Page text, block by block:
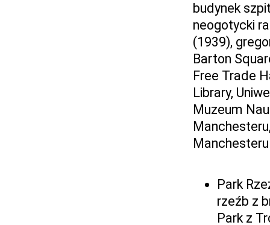
budynek
neogotycki
(1939),
Barton
Free Trade
Library,
Muzeum
Park
rzeźb z
Park z